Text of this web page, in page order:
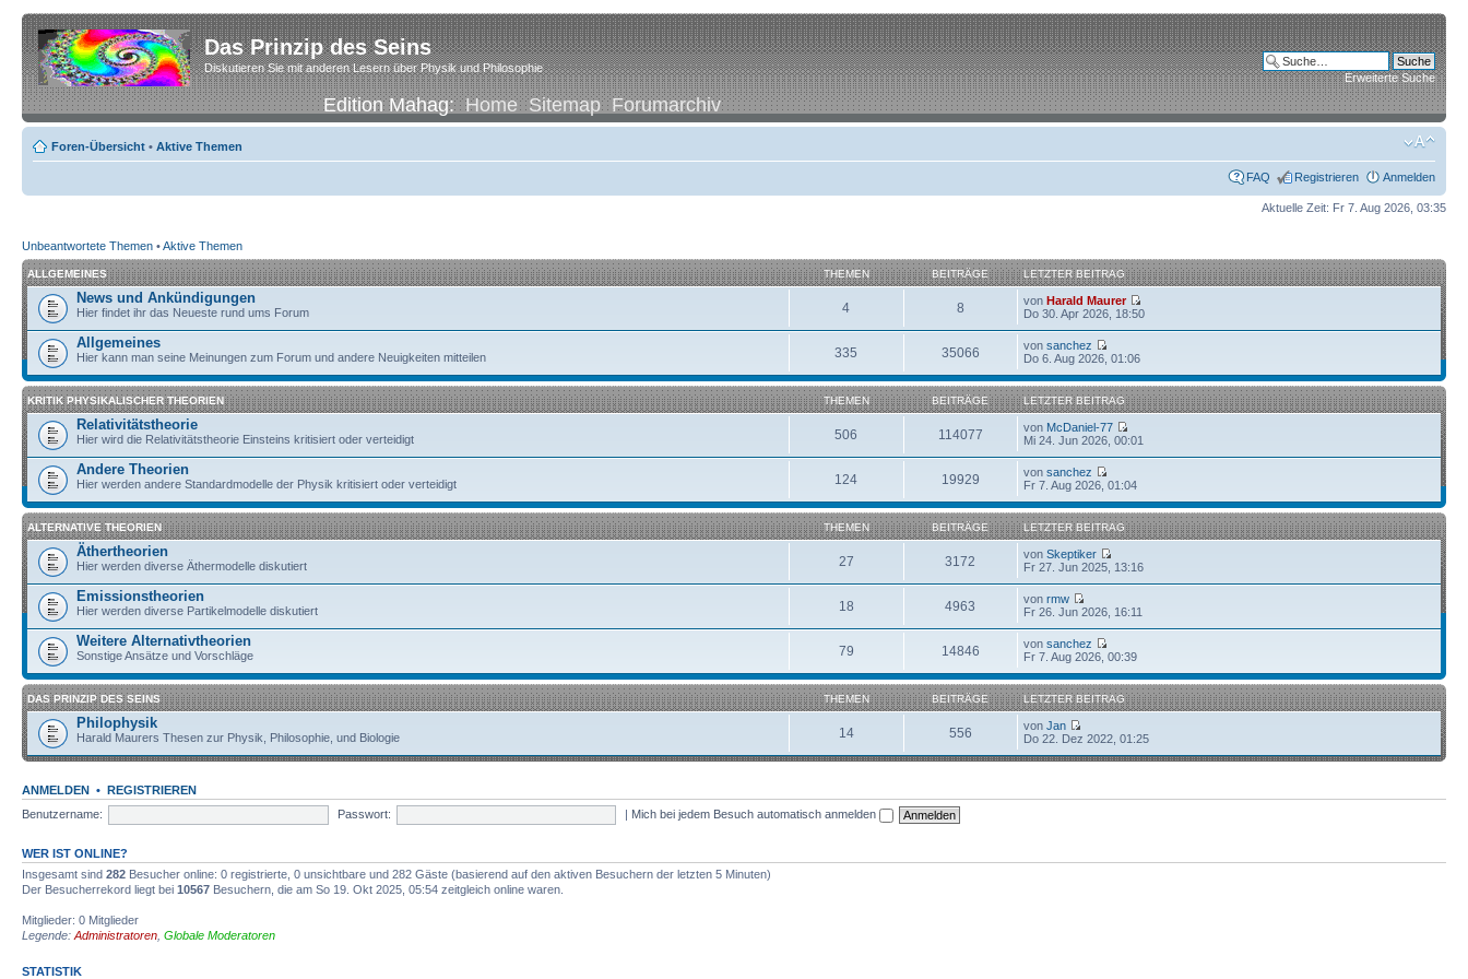
Das Prinzip des Seins
Diskutieren Sie mit anderen Lesern über Physik und Philosophie
Edition Mahag:Home Sitemap Forumarchiv
Erweiterte Suche
Foren-Übersicht • Aktive Themen
FAQ Registrieren Anmelden
Aktuelle Zeit: Fr 7. Aug 2026, 03:35
Unbeantwortete Themen •Aktive Themen
ALLGEMEINES THEMEN BEITRÄGE LETZTER BEITRAG
News und Ankündigungen
Hier findet ihr das Neueste rund ums Forum 4 8 vonHarald Maurer
Do 30. Apr 2026, 18:50
Allgemeines
Hier kann man seine Meinungen zum Forum und andere Neuigkeiten mitteilen 335 35066 vonsanchez
Do 6. Aug 2026, 01:06
KRITIK PHYSIKALISCHER THEORIEN THEMEN BEITRÄGE LETZTER BEITRAG
Relativitätstheorie
Hier wird die Relativitätstheorie Einsteins kritisiert oder verteidigt 506 114077 von McDaniel-77
Mi 24. Jun 2026, 00:01
Andere Theorien
Hier werden andere Standardmodelle der Physik kritisiert oder verteidigt 124 19929 vonsanchez
Fr 7. Aug 2026, 01:04
ALTERNATIVE THEORIEN THEMEN BEITRÄGE LETZTER BEITRAG
Äthertheorien
Hier werden diverse Äthermodelle diskutiert 27 3172 vonSkeptiker
Fr 27. Jun 2025, 13:16
Emissionstheorien
Hier werden diverse Partikelmodelle diskutiert 18 4963 vonrmw
Fr 26. Jun 2026, 16:11
Weitere Alternativtheorien
Sonstige Ansätze und Vorschläge 79 14846 vonsanchez
Fr 7. Aug 2026, 00:39
DAS PRINZIP DES SEINS THEMEN BEITRÄGE LETZTER BEITRAG
Philophysik
Harald Maurers Thesen zur Physik, Philosophie, und Biologie 14 556 vonJan
Do 22. Dez 2022, 01:25
ANMELDEN • REGISTRIEREN
Benutzername:
Passwort: | Mich bei jedem Besuch automatisch anmelden
WER IST ONLINE?
Insgesamt sind 282 Besucher online: 0 registrierte, 0 unsichtbare und 282 Gäste (basierend auf den aktiven Besuchern der letzten 5 Minuten)
Der Besucherrekord liegt bei 10567 Besuchern, die am So 19. Okt 2025, 05:54 zeitgleich online waren.
Mitglieder: 0 Mitglieder
Legende: Administratoren Globale Moderatoren
STATISTIK